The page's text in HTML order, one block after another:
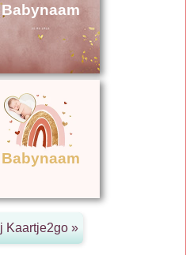
Babynaam
Babynaam